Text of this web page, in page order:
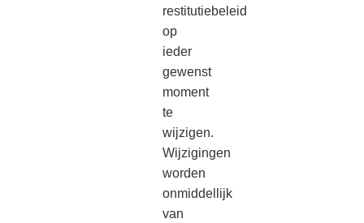
restitutiebeleid
op
ieder
gewenst
moment
te
wijzigen.
Wijzigingen
worden
onmiddellijk
van